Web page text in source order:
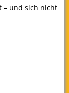
– und sich nicht